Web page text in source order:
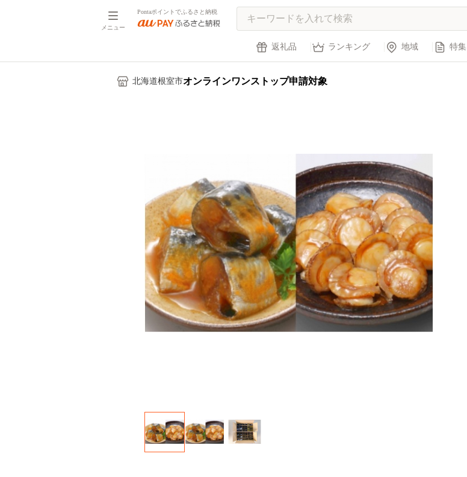
メニュー
Pontaポイントでふるさと納税
返礼品 ランキング 地域 特集
北海道根室市オンラインワンストップ申請対象